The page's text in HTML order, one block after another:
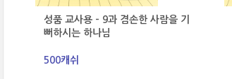
성품 교사용 - 9과 겸손한 사람을 기
뻐하시는 하나님
500캐쉬